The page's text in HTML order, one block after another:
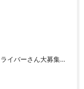
東京/求人・軽貨物・ドライバーさん大募集中|株式会社豊輝ライン